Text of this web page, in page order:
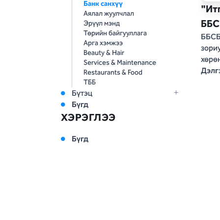
Банк санхүү
Аялал жуулчлал
Эрүүл мэнд
Төрийн байгууллага
Арга хэмжээ
Beauty & Hair
Services & Maintenance
Restaurants & Food
ТББ
Бүтэц
Бүгд
ХЭРЭГЛЭЭ
Бүгд
ББСБ